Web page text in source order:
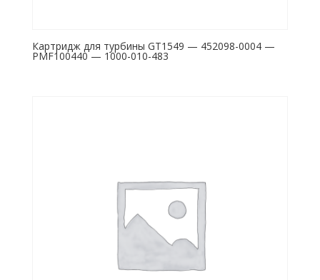
Картридж для турбины GT1549 — 452098-0004 —
PMF100440 — 1000-010-483